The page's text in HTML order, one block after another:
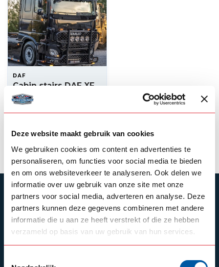
Deze website maakt gebruik van cookies
We gebruiken cookies om content en advertenties te
personaliseren, om functies voor social media te bieden
en om ons websiteverkeer te analyseren. Ook delen we
informatie over uw gebruik van onze site met onze
partners voor social media, adverteren en analyse. Deze
partners kunnen deze gegevens combineren met andere
informatie die u aan ze heeft verstrekt of die ze hebben
verzameld op basis van uw gebruik van hun services.
DAF
Cabin stairs DAF XF
SC (Steel)
SUBSCRIBE TO OUR NEWSLETTER
Stay up to date with our latest offers